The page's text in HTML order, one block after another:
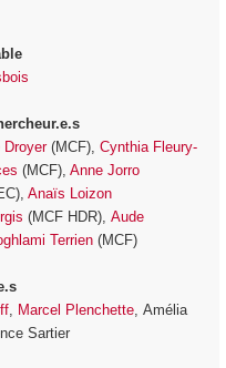
Droyer(MCF), Cynthia Fleury-
(MCF), Anne Jorro
Anaïs Loizon
(MCF HDR), Aude
Terrien(MCF)
, Marcel Plenchette, Amélia
Sartier